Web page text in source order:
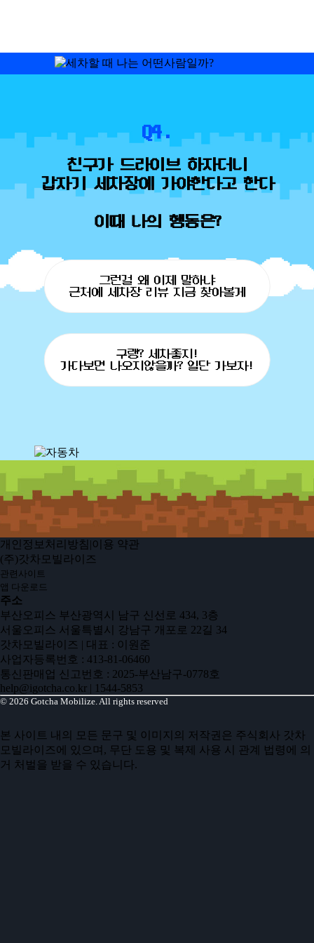
Q4.
친구가 드라이브 하자더니
갑자기 세차장에 가야한다고 한다
이때 나의 행동은?
그런걸 왜 이제 말하냐
근처에 세차장 리뷰 지금 찾아볼게
구랭? 세차좋지!
가다보면 나오지않을까? 일단 가보자!
개인정보처리방침 |이용 약관
(주)갓차모빌라이즈
앱 다운로드
주소
부산오피스 부산광역시 남구 신선로 434, 3층
서울오피스 서울특별시 강남구 개포로 22길 34
갓차모빌라이즈 | 대표 : 이원준
사업자등록번호 : 413-81-06460
통신판매업 신고번호 : 2025-부산남구-0778호
help@igotcha.co.kr | 1544-5853
© 2026 Gotcha Mobilize. All rights reserved
본 사이트 내의 모든 문구 및 이미지의 저작권은 주식회사 갓차
모빌라이즈에 있으며, 무단 도용 및 복제 사용 시 관계 법령에 의
거 처벌을 받을 수 있습니다.